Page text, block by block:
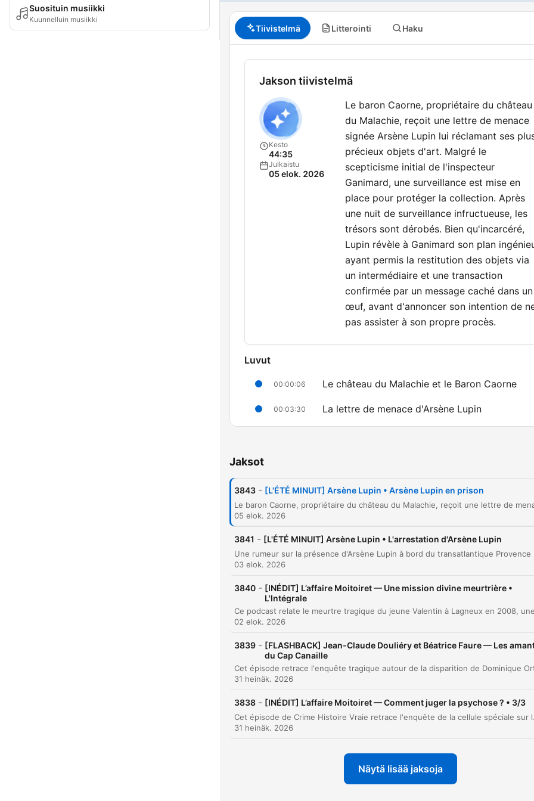
Suosituin musiikki
Kuunnelluin musiikki
mystères. Immergez-vous
dans l'intrigue, alors que
explorons les dédales du
et de la justice.
un podcast produit par
MINUIT.
⭐️ Abonnez-vous à MINUIT+
pour profiter de tous les
podcasts Minuit en
sans publicité. 👉
https://m.audiomeans.fr/s/
pSlDfzMx
Rejoignez-nous sur
🌃
Tiivistelmä Litterointi Haku
Jakson tiivistelmä
Kesto
44:35
Julkaistu
05 elok. 2026
Le baron Caorne, propriétaire du château
du Malachie, reçoit une lettre de menace
signée Arsène Lupin lui réclamant ses
précieux objets d'art. Malgré le
scepticisme initial de l'inspecteur
Ganimard, une surveillance est mise en
place pour protéger la collection. Après
une nuit de surveillance infructueuse, les
trésors sont dérobés. Bien qu'incarcéré,
Lupin révèle à Ganimard son plan
ayant permis la restitution des objets via
un intermédiaire et une transaction
confirmée par un message caché dans un
œuf, avant d'annoncer son intention de
pas assister à son propre procès.
Luvut
00:00:06 Le château du Malachie et le Baron Caorne
00:03:30 La lettre de menace d'Arsène Lupin
00:16:25 La veille infructueuse et la découverte du vol
00:28:42 L'aveu d'Arsène Lupin
Kohokohdat
00:04:28 · Ce moment marque le début de l'angoisse du baron
suite à la réception d'une lettre signée par le célèbre voleur.
Le bateau disparut, les rubens enlevés, les tapisseries
décrochées, les vitrines vidées de leurs bijoux.
00:19:18 · Cette phrase décrit l'ampleur du pillage subi par le
Arsène Lupin ne laisse jamais rien derrière lui. Il n'y a
00:22:24 · Ganimard exprime sa conviction que le crime est
l'œuvre du célèbre voleur malgré sa présence en prison.
Jaksot
3843 - [L'ÉTÉ MINUIT] Arsène Lupin • Arsène Lupin en prison
05 elok. 2026
3841 - [L'ÉTÉ MINUIT] Arsène Lupin • L'arrestation d'Arsène Lupin
03 elok. 2026
3840 - [INÉDIT] L’affaire Moitoiret — Une mission divine meurtrière •
L'Intégrale
02 elok. 2026
3839 - [FLASHBACK] Jean-Claude Douliéry et Béatrice Faure — Les
du Cap Canaille
31 heinäk. 2026
3838 - [INÉDIT] L’affaire Moitoiret — Comment juger la psychose ? • 3/3
Cet épisode de Crime Histoire Vraie retrace l'enquête de la cellule spéciale sur le
31 heinäk. 2026
Näytä lisää jaksoja